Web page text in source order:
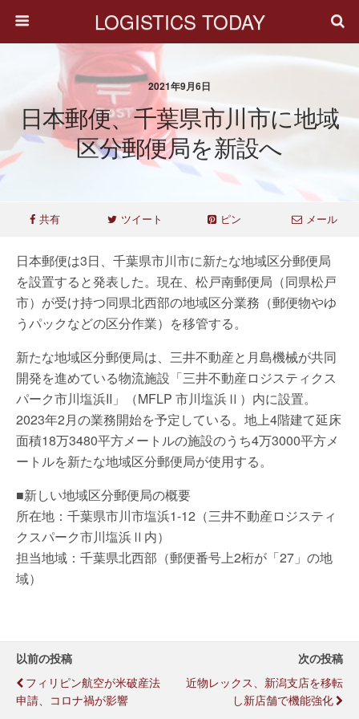
LOGISTICS TODAY
2021年9月6日
日本郵便、千葉県市川市に地域
区分郵便局を新設へ
共有 ツイート ピン メール
日本郵便は3日、千葉県市川市に新たな地域区分郵便局
を設置すると発表した。現在、松戸南郵便局（同県松戸
市）が受け持つ同県北西部の地域区分業務（郵便物やゆ
うパックなどの区分作業）を移管する。
新たな地域区分郵便局は、三井不動産と月島機械が共同
開発を進めている物流施設「三井不動産ロジスティクス
パーク市川塩浜II」（MFLP 市川塩浜Ⅱ）内に設置。
2023年2月の業務開始を予定している。地上4階建て延床
面積18万3480平方メートルの施設のうち4万3000平方メ
ートルを新たな地域区分郵便局が使用する。
■新しい地域区分郵便局の概要
所在地：千葉県市川市塩浜1-12（三井不動産ロジスティ
クスパーク市川塩浜Ⅱ内）
担当地域：千葉県北西部（郵便番号上2桁が「27」の地
域）
以前の投稿
フィリピン航空が米破産法
申請、コロナ禍が影響
次の投稿
近物レックス、新潟支店を移転
し新店舗で機能強化